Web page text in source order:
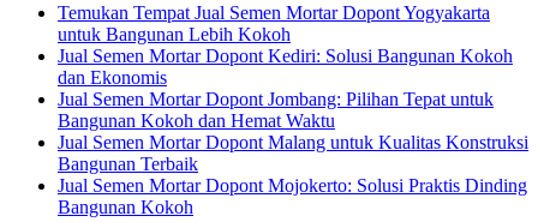
Temukan Tempat Jual Semen Mortar Dopont Yogyakarta
untuk Bangunan Lebih Kokoh
Jual Semen Mortar Dopont Kediri: Solusi Bangunan Kokoh
dan Ekonomis
Jual Semen Mortar Dopont Jombang: Pilihan Tepat untuk
Bangunan Kokoh dan Hemat Waktu
Jual Semen Mortar Dopont Malang untuk Kualitas Konstruksi
Bangunan Terbaik
Jual Semen Mortar Dopont Mojokerto: Solusi Praktis Dinding
Bangunan Kokoh